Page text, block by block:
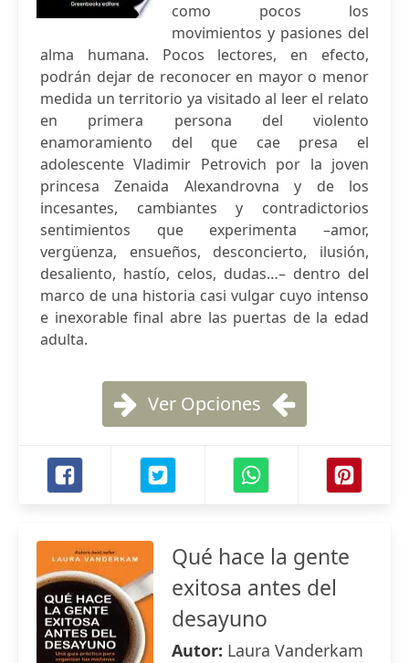
como pocos los
movimientos y pasiones del
alma humana. Pocos lectores, en efecto,
podrán dejar de reconocer en mayor o menor
medida un territorio ya visitado al leer el relato
en primera persona del violento
enamoramiento del que cae presa el
adolescente Vladimir Petrovich por la joven
princesa Zenaida Alexandrovna y de los
incesantes, cambiantes y contradictorios
sentimientos que experimenta –amor,
vergüenza, ensueños, desconcierto, ilusión,
desaliento, hastío, celos, dudas…– dentro del
marco de una historia casi vulgar cuyo intenso
e inexorable final abre las puertas de la edad
adulta.
Ver Opciones
Qué hace la gente
exitosa antes del
desayuno
Autor: Laura Vanderkam